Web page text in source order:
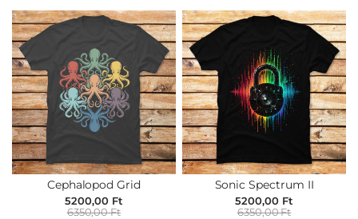
Cephalopod Grid
5200,00 Ft
6350,00 Ft
Sonic Spectrum II
5200,00 Ft
6350,00 Ft